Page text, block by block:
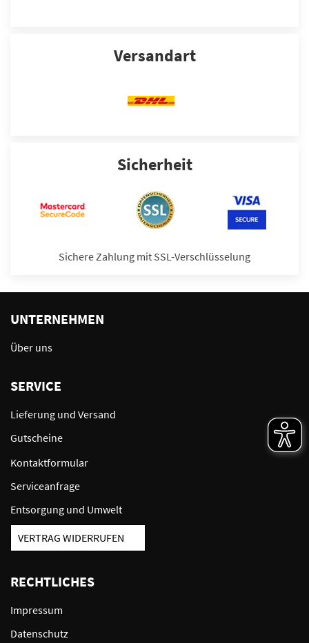
Versandart
Sicherheit
Sichere Zahlung mit SSL-Verschlüsselung
UNTERNEHMEN
Über uns
SERVICE
Lieferung und Versand
Gutscheine
Kontaktformular
Serviceanfrage
Entsorgung und Umwelt
VERTRAG WIDERRUFEN
RECHTLICHES
Impressum
Datenschutz